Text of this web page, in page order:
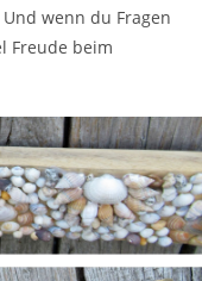
wenn du Fragen
Freude beim